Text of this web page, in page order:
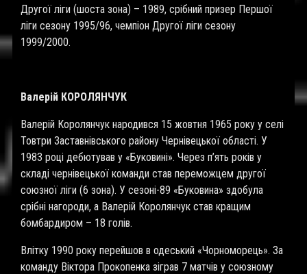
Другої ліги (шоста зона) – 1989, срібний призер Першої
ліги сезону 1995/96, чемпіон Другої ліги сезону
1999/2000.
Валерій КОРОЛЯНЧУК
Валерій Королянчук народився 15 жовтня 1965 року у селі
Товтри Заставнівського району Чернівецької області. У
1983 році дебютував у «Буковині». Через п’ять років у
складі чернівецької команди став переможцем другої
союзної ліги (6 зона). У сезоні-89 «Буковина» здобула
срібні нагороди, а Валерій Королянчук став кращим
бомбардиром – 18 голів.
Влітку 1990 року перейшов в одеський «Чорноморець». За
команду Віктора Прокопенка зіграв 7 матчів у союзному